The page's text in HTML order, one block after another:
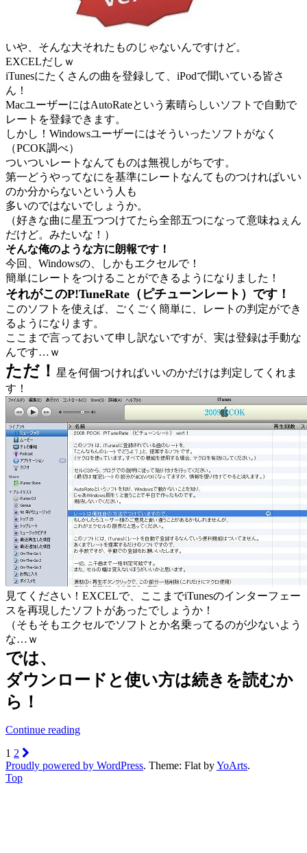
いや、そんな大それたものじゃないんですけど。
EXCELだしｗ
iTunesにたくさんの曲を登録して、iPodで聞いている皆さ
ん！
MacユーザーにはAutoRateという素晴らしいソフトで自動で
レートを登録できます。
しかし！Windowsユーザーにはそういったソフトがなく
（PCOK調べ）
ついついレートなんてものは無視しがちです。
第一どうやってなにを基準にレートなんてものつければいい
のか分からないという人も
多いのではないでしょうか。
（好きな曲に星五つつけてたら全部五つになって意味ねぇん
だけど。みたいな！）
そんな俺のような方に朗報です！
今回、Windowsの、しかもエクセルで！
簡単にレートをつけることができるようになりました！
それがこのP!TuneRate（ピチューンレート）です！
このソフトを使えば、ごくごく簡単に、レートの判定ができ
るようになります。
ここまで言っておいて申し訳ないですが、実は登録は手動な
んです…ｗ
ただ！ 星を何個つければいいのかだけは判定してくれま
す！
見てください！EXCELで、ここまでiTunesのインターフェー
スを再現したソフトがあったでしょうか！
（そもそもエクセルでソフトとか名乗ってるのが少ないよう
な…ｗ
では、
ダウンロードと使い方は続きを読むか
ら！
Continue reading
1 2
Proudly powered by WordPress. Theme: Flat byYoArts.
Top